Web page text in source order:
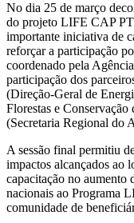
No dia 25 de março
do projeto LIFE CAP
importante iniciativa de
reforçar a participação
coordenado pela
participação dos
(Direção-Geral de
Florestas e
(Secretaria Regional do
A sessão final permitiu
impactos alcançados ao
capacitação no aumento
nacionais ao Programa
comunidade de